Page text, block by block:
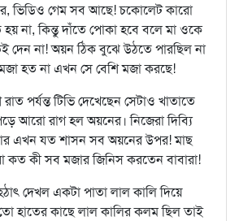
ভিডিও গেম সব আছে! চকোলেট কারো
না, কিন্তু দাঁতে পোকা হবে বলে মা ওকে
দেন না! অয়ন ঠিক বুঝে উঠতে পারছিল না
হত না এখন সে বেশি মজা করছে!
পর্যন্ত টিভি দেখেছেন সেটাও খাতাতে
আরো রাগ হল অয়নের। নিজেরা দিব্যি
এখন যত শাসন সব অয়নের উপর! মাছ
কী সব মজার জিনিস করতেন বাবারা!
দেখল একটা পাতা লাল কালি দিয়ে
হাতের কাছে লাল কালির কলম ছিল তাই